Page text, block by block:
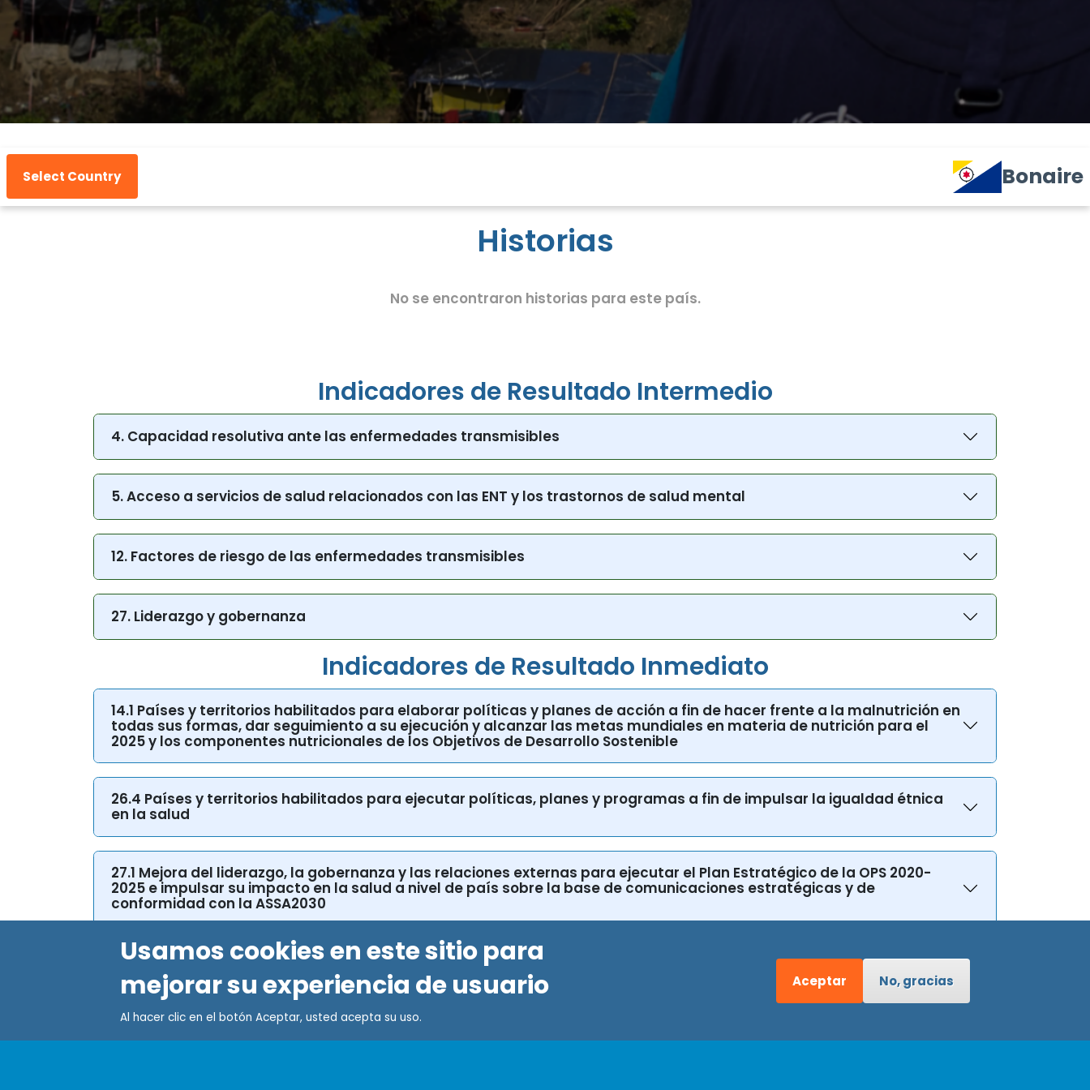
Select Country Bonaire
Historias
No se encontraron historias para este país.
Indicadores de Resultado Intermedio
4. Capacidad resolutiva ante las enfermedades transmisibles
5. Acceso a servicios de salud relacionados con las ENT y los trastornos de salud mental
12. Factores de riesgo de las enfermedades transmisibles
27. Liderazgo y gobernanza
Indicadores de Resultado Inmediato
14.1 Países y territorios habilitados para elaborar políticas y planes de acción a fin de hacer frente a la malnutrición en
todas sus formas, dar seguimiento a su ejecución y alcanzar las metas mundiales en materia de nutrición para el
2025 y los componentes nutricionales de los Objetivos de Desarrollo Sostenible
26.4 Países y territorios habilitados para ejecutar políticas, planes y programas a fin de impulsar la igualdad étnica
en la salud
27.1 Mejora del liderazgo, la gobernanza y las relaciones externas para ejecutar el Plan Estratégico de la OPS 2020-
2025 e impulsar su impacto en la salud a nivel de país sobre la base de comunicaciones estratégicas y de
conformidad con la ASSA2030
Usamos cookies en este sitio para
mejorar su experiencia de usuario
Al hacer clic en el botón Aceptar, usted acepta su uso.
Aceptar No, gracias